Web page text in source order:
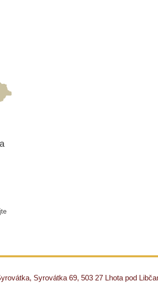
Syrovátka 69, 503 27 Lhota pod